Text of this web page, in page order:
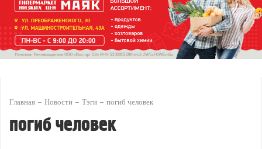
Главная Новости Тэги погиб человек
погиб человек